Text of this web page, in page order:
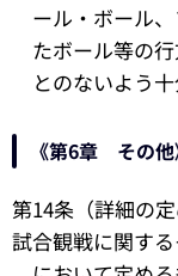
ール・ボール
たボール等の
とのないよう
《第6章 その他
第14条（詳細の定
試合観戦に関す